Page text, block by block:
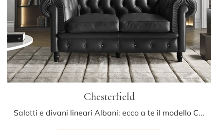
Chesterfield
Salotti e divani lineari Albani: ecco a te il modello Chesterfield in pelle per arricchire la zona giorno.